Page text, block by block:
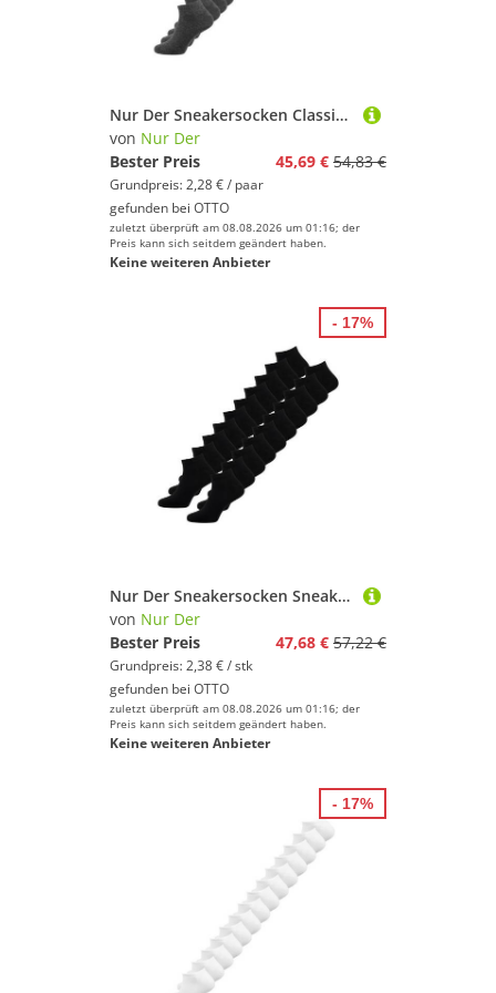
Nur Der Sneakersocken Classic (20-Paar) Sneaker-socken füsslinge füßlinge
von Nur Der
Bester Preis
45,69 € 54,83 €
Grundpreis: 2,28 € / paar
gefunden bei OTTO
zuletzt überprüft am 08.08.2026 um 01:16; der
Preis kann sich seitdem geändert haben.
Keine weiteren Anbieter
Nur Der Sneakersocken Sneaker Classic (20-Paar)
von Nur Der
Bester Preis
47,68 € 57,22 €
Grundpreis: 2,38 € / stk
gefunden bei OTTO
zuletzt überprüft am 08.08.2026 um 01:16; der
Preis kann sich seitdem geändert haben.
Keine weiteren Anbieter
- 17%
- 17%